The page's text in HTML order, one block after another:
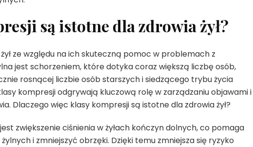
są istotne dla zdrowia żył?
ze względu na ich skuteczną pomoc w problemach z
jest schorzeniem, które dotyka coraz większą liczbę osób,
rosnącej liczbie osób starszych i siedzącego trybu życia
kompresji odgrywają kluczową rolę w zarządzaniu objawami i
Dlaczego więc klasy kompresji są istotne dla zdrowia żył?
zwiększenie ciśnienia w żyłach kończyn dolnych, co pomaga
i zmniejszyć obrzęki. Dzięki temu zmniejsza się ryzyko